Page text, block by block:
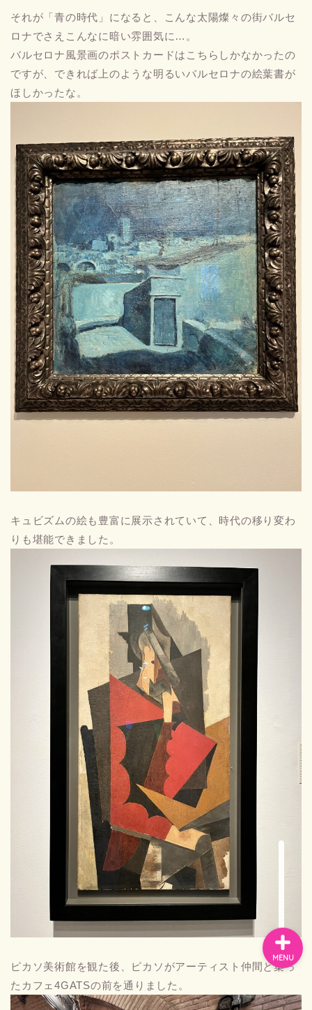
それが「青の時代」になると、こんな太陽燦々の街バルセ
ロナでさえこんなに暗い雰囲気に…。
バルセロナ風景画のポストカードはこちらしかなかったの
ですが、できれば上のような明るいバルセロナの絵葉書が
ほしかったな。
キュビズムの絵も豊富に展示されていて、時代の移り変わ
りも堪能できました。
ピカソ美術館を観た後、ピカソがアーティスト仲間と集っ
たカフェ4GATSの前を通りました。
MENU
お問い合わせ
プライバシーポリシー
スペイン
バルセロナお土産